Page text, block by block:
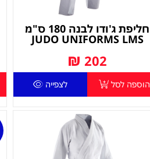
חליפת ג'ודו לבנה 180 ס"מ
JUDO UNIFORMS LMS
202
₪
הוספה לסל לצפייה